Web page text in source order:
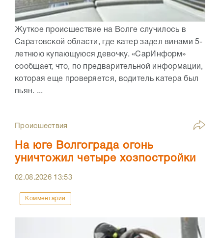
Жуткое происшествие на Волге случилось в
Саратовской области, где катер задел винами 5-
летнюю купающуюся девочку. «СарИнформ»
сообщает, что, по предварительной информации,
которая еще проверяется, водитель катера был
пьян. ...
Происшествия
На юге Волгограда огонь
уничтожил четыре хозпостройки
02.08.2026 13:53
Комментарии